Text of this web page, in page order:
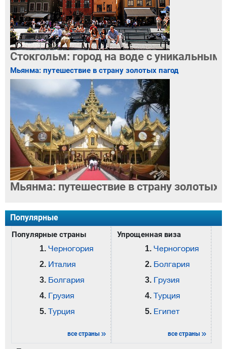
Стокгольм: город на воде с уникальным
Мьянма: путешествие в страну золотых пагод
Мьянма: путешествие в страну золотых
Популярные
Популярные страны
Черногория
Италия
Болгария
Грузия
Турция
все страны
Упрощенная виза
Черногория
Болгария
Грузия
Турция
Египет
все страны